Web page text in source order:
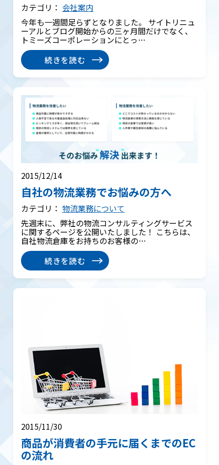
カテゴリ： 会社案内
今年も一週間足らずとなりました。 サイトリニュ
ーアルとブログ開始からの三ヶ月間だけでなく、
トミーズコーポレーションにとっ…
続きを読む
2015/12/14
自社の物流業務でお悩みの方へ
カテゴリ： 物流業務について
先週末に、弊社の物流コンサルティングサービス
に関するページを公開いたしました！ こちらは、
自社物流倉庫をお持ちのお客様の…
続きを読む
2015/11/30
商品が消費者の手元に届くまでのEC
の流れ